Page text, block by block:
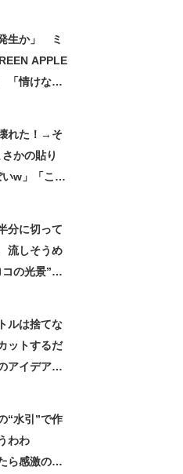
生か」 ミ
APPLE
「情けない
れた！→そ
かの貼り
w」「こん
分に切って
しそうめ
の光景”に
ルは捨てな
ットするだ
イデアに
“水引”で作
わわ
ら感激のデ